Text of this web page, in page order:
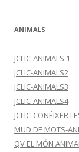
ANIMALS
JCLIC-ANIMALS 1
JCLIC-ANIMALS2
JCLIC-ANIMALS3
JCLIC-ANIMALS4
JCLIC-CONÉIXER
MUD DE MOTS-
QV EL MÓN